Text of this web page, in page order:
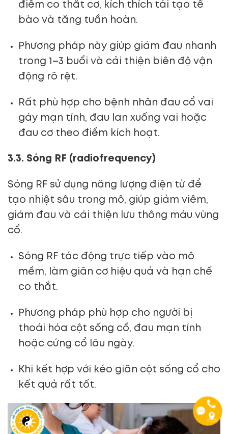
điểm co thắt cơ, kích thích tái tạo tế
bào và tăng tuần hoàn.
Phương pháp này giúp giảm đau nhanh
trong 1–3 buổi và cải thiện biên độ vận
động rõ rệt.
Rất phù hợp cho bệnh nhân đau cổ vai
gáy mạn tính, đau lan xuống vai hoặc
đau cơ theo điểm kích hoạt.
3.3. Sóng RF (radiofrequency)
Sóng RF sử dụng năng lượng điện từ để
tạo nhiệt sâu trong mô, giúp giảm viêm,
giảm đau và cải thiện lưu thông máu vùng
cổ.
Sóng RF tác động trực tiếp vào mô
mềm, làm giãn cơ hiệu quả và hạn chế
co thắt.
Phương pháp phù hợp cho người bị
thoái hóa cột sống cổ, đau mạn tính
hoặc cứng cổ lâu ngày.
Khi kết hợp với kéo giãn cột sống cổ cho
kết quả rất tốt.